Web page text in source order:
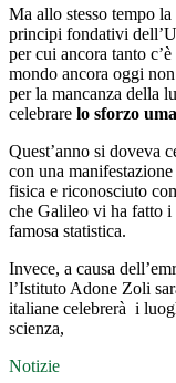
Ma allo stesso tempo
principi fondativi
per cui ancora tanto
mondo ancora oggi
per la mancanza della
celebrare lo sforzo
Quest’anno si doveva
con una
fisica e riconosciuto
che Galileo vi ha fatto i
famosa statistica.
Invece, a causa
l’Istituto Adone Zoli
italiane celebrerà i
scienza,
Notizie